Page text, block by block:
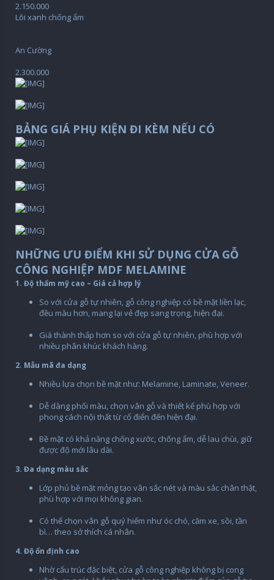
2.150.000
Lõi xanh chống ẩm
An Cường
2.300.000
BẢNG GIÁ PHỤ KIỆN ĐI KÈM NẾU CÓ
NHỮNG ƯU ĐIỂM KHI SỬ DỤNG CỬA GỖ
CÔNG NGHIỆP MDF MELAMINE
1. Độ thẩm mỹ cao – Giá cả hợp lý
So với cửa gỗ tự nhiên, gỗ công nghiệp có bề mặt liền lạc,
đều màu hơn, mang lại vẻ đẹp sang trọng, hiện đại.
Giá thành thấp hơn so với cửa gỗ tự nhiên, phù hợp với
nhiều phân khúc khách hàng.
2. Mẫu mã đa dạng
Nhiều lựa chọn bề mặt như: Melamine, Laminate, Veneer.
Dễ dàng phối màu, chọn vân gỗ và thiết kế phù hợp với
phong cách nội thất từ cổ điển đến hiện đại.
Bề mặt có khả năng chống xước, chống ẩm, dễ lau chùi, giữ
được độ mới lâu dài.
3. Đa dạng màu sắc
Lớp phủ bề mặt mỏng tạo vân sắc nét và màu sắc chân thật,
phù hợp với mọi không gian.
Có thể chọn vân gỗ quý hiếm như óc chó, căm xe, sồi, tần
bì… theo sở thích cá nhân.
4. Độ ổn định cao
Nhờ cấu trúc đặc biệt, cửa gỗ công nghiệp không bị cong